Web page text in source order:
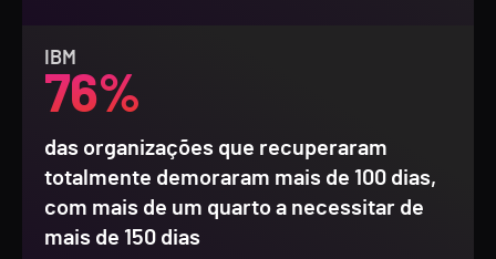
IBM
76%
das organizações que recuperaram
totalmente demoraram mais de 100 dias,
com mais de um quarto a necessitar de
mais de 150 dias